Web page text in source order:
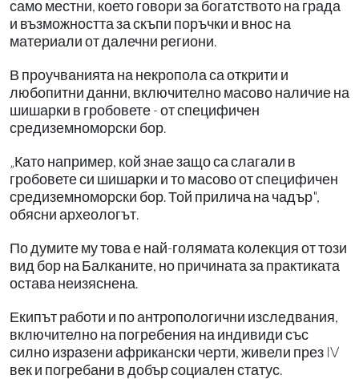
само местни, което говори за богатството на града
и възможността за скъпи поръчки и внос на
материали от далечни региони.
В проучванията на некропола са открити и
любопитни данни, включително масово наличие на
шишарки в гробовете - от специфичен
средиземноморски бор.
„Като например, кой знае защо са слагали в
гробовете си шишарки и то масово от специфичен
средиземноморски бор. Той прилича на чадър",
обясни археологът.
По думите му това е най-голямата колекция от този
вид бор на Балканите, но причината за практиката
остава неизяснена.
Екипът работи и по антропологични изследвания,
включително на погребения на индивиди със
силно изразени африкански черти, живели през IV
век и погребани в добър социален статус.